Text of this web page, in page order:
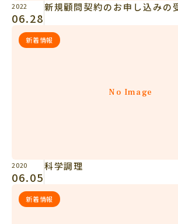
2022
06.28
新規顧問契約のお申し込みの
No Image
新着情報
2020
06.05
科学調理
新着情報